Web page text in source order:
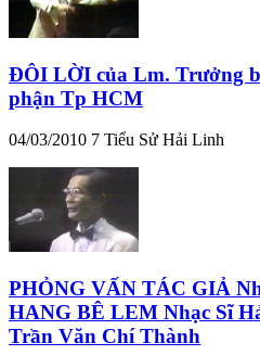
ĐÔI LỜI của Lm. Trưởng
phận Tp HCM
04/03/2010 7 Tiểu Sử Hải Linh
PHỎNG VẤN TÁC GIẢ
HANG BÊ LEM Nhạc Sĩ
Trần Văn Chí Thành